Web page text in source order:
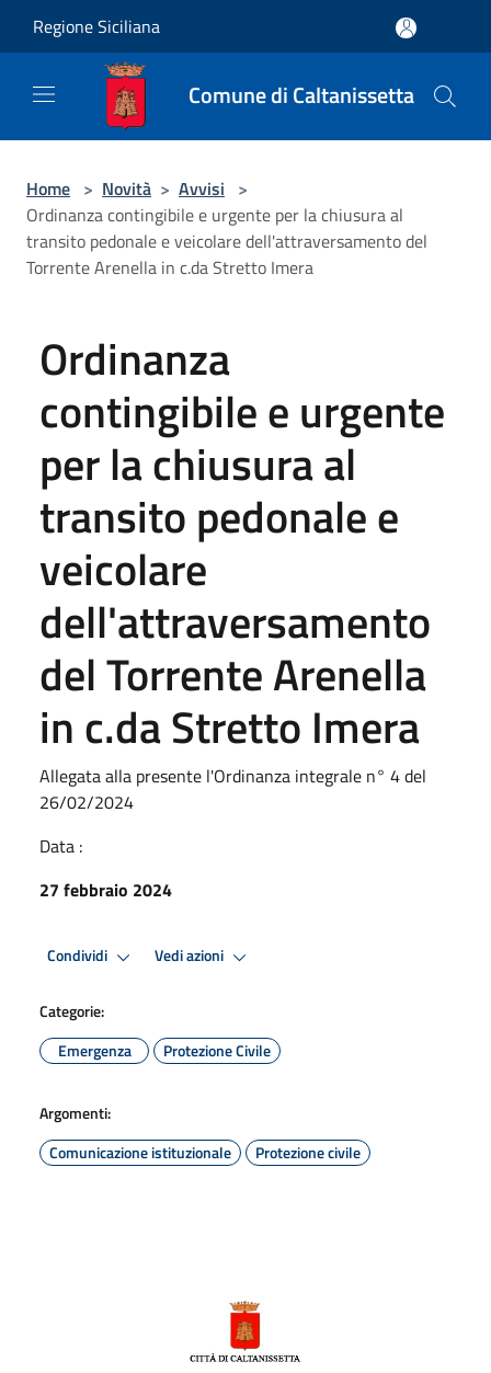
Regione Siciliana
Comune di Caltanissetta
Home > Novità > Avvisi >
Ordinanza contingibile e urgente per la chiusura al
transito pedonale e veicolare dell'attraversamento del
Torrente Arenella in c.da Stretto Imera
Ordinanza
contingibile e urgente
per la chiusura al
transito pedonale e
veicolare
dell'attraversamento
del Torrente Arenella
in c.da Stretto Imera
Allegata alla presente l'Ordinanza integrale n° 4 del
26/02/2024
Data :
27 febbraio 2024
Condividi Vedi azioni
Categorie:
Emergenza
Protezione Civile
Argomenti:
Comunicazione istituzionale
Protezione civile